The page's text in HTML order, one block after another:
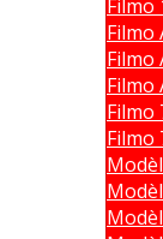
Filmo
Filmo
Filmo
Filmo
Filmo
Filmo